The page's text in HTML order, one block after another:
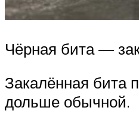
Чёрная бита —
Закалённая бита
дольше обычной.